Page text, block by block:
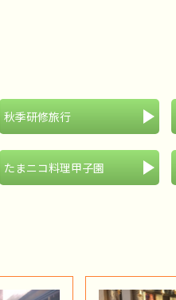
秋季研修旅行
たまニコ料理甲子園